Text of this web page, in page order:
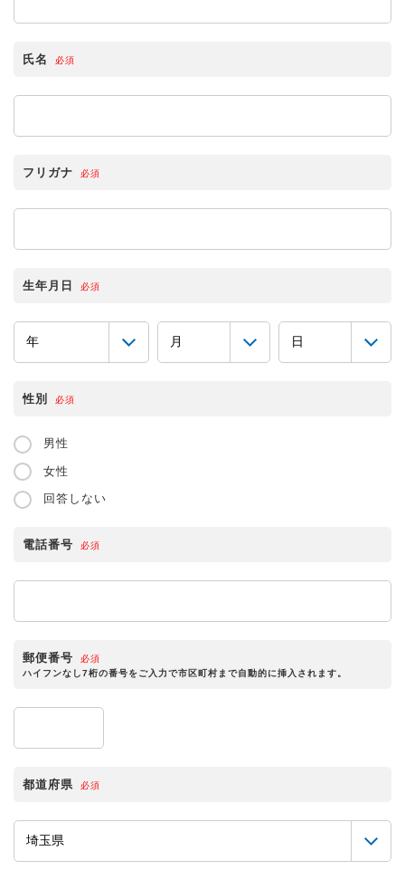
氏名 必須
フリガナ 必須
生年月日 必須
性別 必須
男性
女性
回答しない
電話番号 必須
郵便番号
必須
ハイフンなし7桁の番号をご入力で市区町村まで自動的に挿入されます。
都道府県 必須